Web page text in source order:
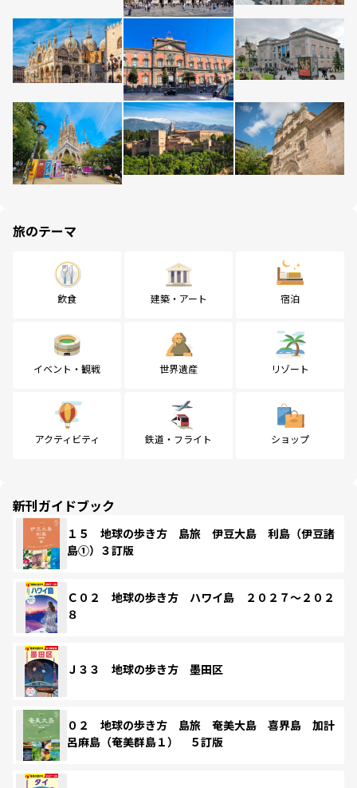
旅のテーマ
飲食 建築・アート 宿泊
イベント・観戦 世界遺産 リゾート
アクティビティ 鉄道・フライト ショップ
新刊ガイドブック
１５ 地球の歩き方 島旅 伊豆大島 利島（伊豆諸
島①）３訂版
Ｃ０２ 地球の歩き方 ハワイ島 ２０２７～２０２
８
Ｊ３３ 地球の歩き方 墨田区
０２ 地球の歩き方 島旅 奄美大島 喜界島 加計
呂麻島（奄美群島１） ５訂版